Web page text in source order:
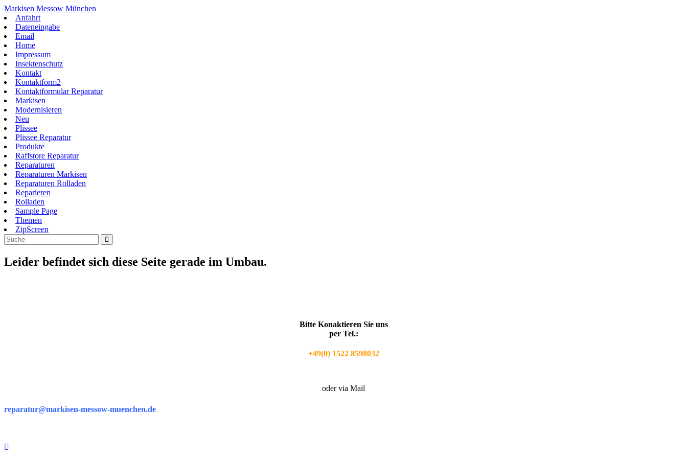
Zum
Inhalt
springen
Markisen Messow München
Anfahrt
Dateneingabe
Email
Home
Impressum
Insektenschutz
Kontakt
Kontaktform2
Kontaktformular Reparatur
Markisen
Modernisieren
Neu
Plissee
Plissee Reparatur
Produkte
Raffstore Reparatur
Reparaturen
Reparaturen Markisen
Reparaturen Rolladen
Reparieren
Rolladen
Sample Page
Themen
ZipScreen
Leider befindet sich diese Seite gerade im Umbau.
Bitte Konaktieren Sie uns
per Tel.:
+49(0) 1522 8598032
oder via Mail
reparatur@markisen-messow-muenchen.de